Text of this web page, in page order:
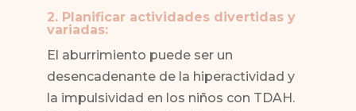
2. Planificar actividades divertidas y
variadas:
El aburrimiento puede ser un
desencadenante de la hiperactividad y
la impulsividad en los niños con TDAH.